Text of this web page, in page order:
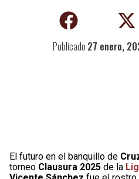
Publicado 27 enero,
El futuro en el banquillo de
torneo Clausura 2025 de la